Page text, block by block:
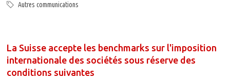
Autres communications
La Suisse accepte les benchmarks sur l'imposition
internationale des sociétés sous réserve des
conditions suivantes